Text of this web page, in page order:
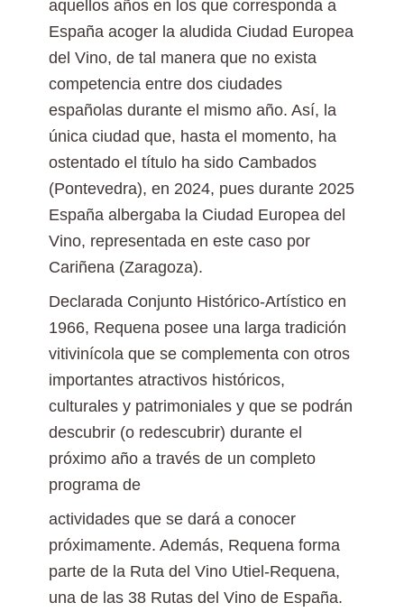
aquellos años en los que corresponda a
España acoger la aludida Ciudad Europea
del Vino, de tal manera que no exista
competencia entre dos ciudades
españolas durante el mismo año. Así, la
única ciudad que, hasta el momento, ha
ostentado el título ha sido Cambados
(Pontevedra), en 2024, pues durante 2025
España albergaba la Ciudad Europea del
Vino, representada en este caso por
Cariñena (Zaragoza).
Declarada Conjunto Histórico-Artístico en
1966, Requena posee una larga tradición
vitivinícola que se complementa con otros
importantes atractivos históricos,
culturales y patrimoniales y que se podrán
descubrir (o redescubrir) durante el
próximo año a través de un completo
programa de
actividades que se dará a conocer
próximamente. Además, Requena forma
parte de la Ruta del Vino Utiel-Requena,
una de las 38 Rutas del Vino de España.